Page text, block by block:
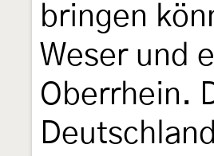
bringen
Weser und
Oberrhein.